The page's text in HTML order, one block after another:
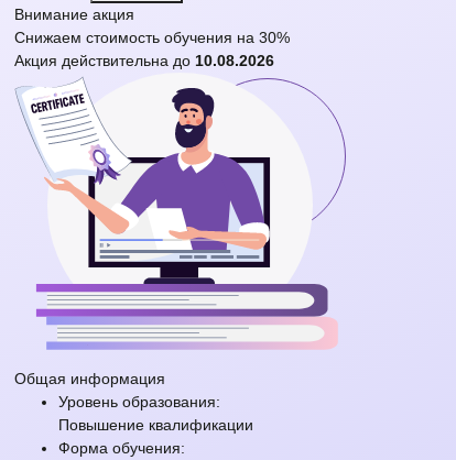
Внимание акция
Снижаем стоимость обучения на 30%
Акция действительна до 10.08.2026
Общая информация
Уровень образования:
Повышение квалификации
Форма обучения: